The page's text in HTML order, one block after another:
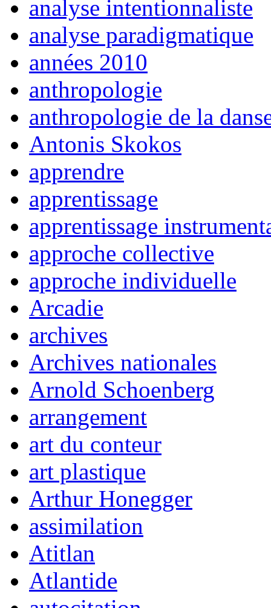
analyse intentionnaliste
analyse paradigmatique
années 2010
anthropologie
anthropologie de la
Antonis Skokos
apprendre
apprentissage
apprentissage
approche collective
approche individuelle
Arcadie
archives
Archives nationales
Arnold Schoenberg
arrangement
art du conteur
art plastique
Arthur Honegger
assimilation
Atitlan
Atlantide